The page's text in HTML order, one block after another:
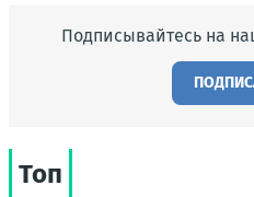
Подписывайтесь на
Топ